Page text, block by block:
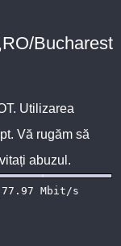
Bucharest
. Utilizarea
Vă rugăm să
abuzul.